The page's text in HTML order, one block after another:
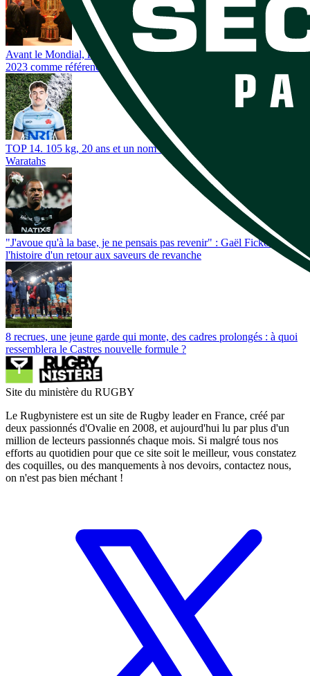
Avant le Mondial, les Bleus sous surveillance en Top 14 : la saison
2023 comme référence ?
TOP 14. 105 kg, 20 ans et un nom bien connu : Pau pioche chez les
Waratahs
"J'avoue qu'à la base, je ne pensais pas revenir" : Gaël Fickou,
l'histoire d'un retour aux saveurs de revanche
8 recrues, une jeune garde qui monte, des cadres prolongés : à quoi
ressemblera le Castres nouvelle formule ?
Site du ministère du RUGBY
Le Rugbynistere est un site de Rugby leader en France, créé par
deux passionnés d'Ovalie en 2008, et aujourd'hui lu par plus d'un
million de lecteurs passionnés chaque mois. Si malgré tous nos
efforts au quotidien pour que ce site soit le meilleur, vous constatez
des coquilles, ou des manquements à nos devoirs, contactez nous,
on n'est pas bien méchant !